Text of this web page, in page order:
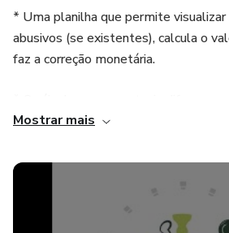
* Uma planilha que permite
abusivos (se existentes), calcula o
faz a correção monetária.
aplicação de correção monetária pelo
Mostrar mais